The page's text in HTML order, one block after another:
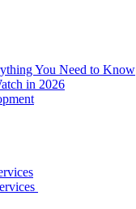
You Need to Know
in 2026